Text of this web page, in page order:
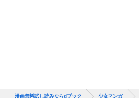
漫画無料試し読みならdブック 少女マンガ